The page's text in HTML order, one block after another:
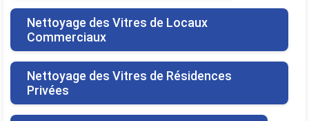
Nettoyage des Vitres de Locaux
Commerciaux
Nettoyage des Vitres de Résidences
Privées